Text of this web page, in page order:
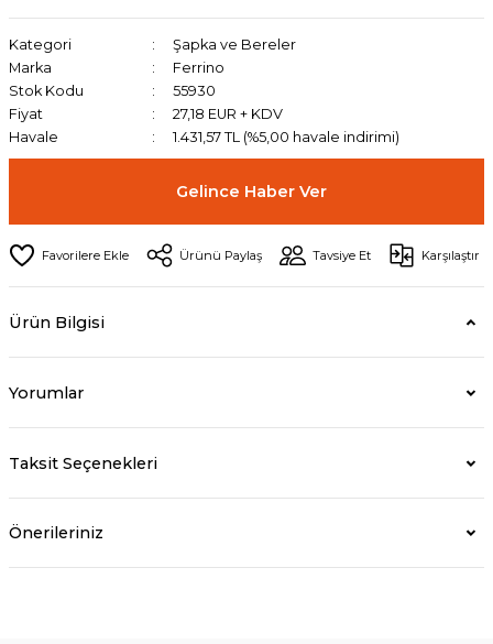
Kategori
Şapka ve Bereler
Marka
Ferrino
Stok Kodu
55930
Fiyat
27,18 EUR + KDV
Havale
1.431,57 TL (%5,00 havale indirimi)
Gelince Haber Ver
Ürünü Paylaş Tavsiye Et Karşılaştır
Ürün Bilgisi
Yorumlar
Taksit Seçenekleri
Önerileriniz